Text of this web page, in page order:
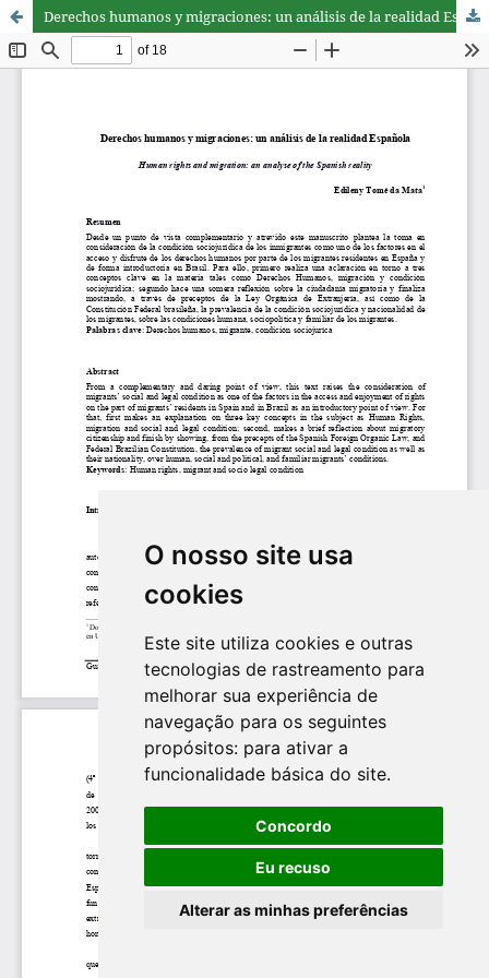
O nosso site usa
cookies
Este site utiliza cookies e outras
tecnologias de rastreamento para
melhorar sua experiência de
navegação para os seguintes
propósitos: para ativar a
funcionalidade básica do site.
Concordo
Eu recuso
Alterar as minhas preferências
Derechos humanos y migraciones: un análisis de la realidad Española